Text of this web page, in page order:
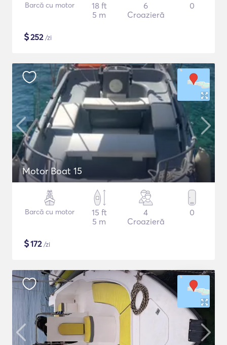
Barcă cu motor
18 ft
5 m
6
Croazieră
0
$252/zi
Motor Boat 15
Barcă cu motor
15 ft
5 m
4
Croazieră
0
$172/zi